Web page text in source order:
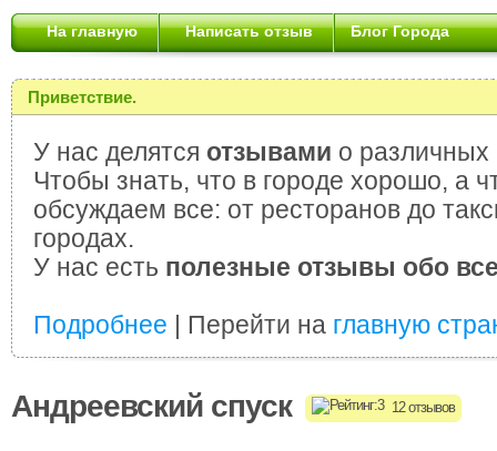
На главную Написать отзыв Блог Города
Приветствие.
У нас делятся отзывами о различных
Чтобы знать, что в городе хорошо, а
обсуждаем все: от ресторанов до
городах.
У нас есть полезные отзывы обо
Подробнее | Перейти на главную
Андреевский спуск 12 отзывов